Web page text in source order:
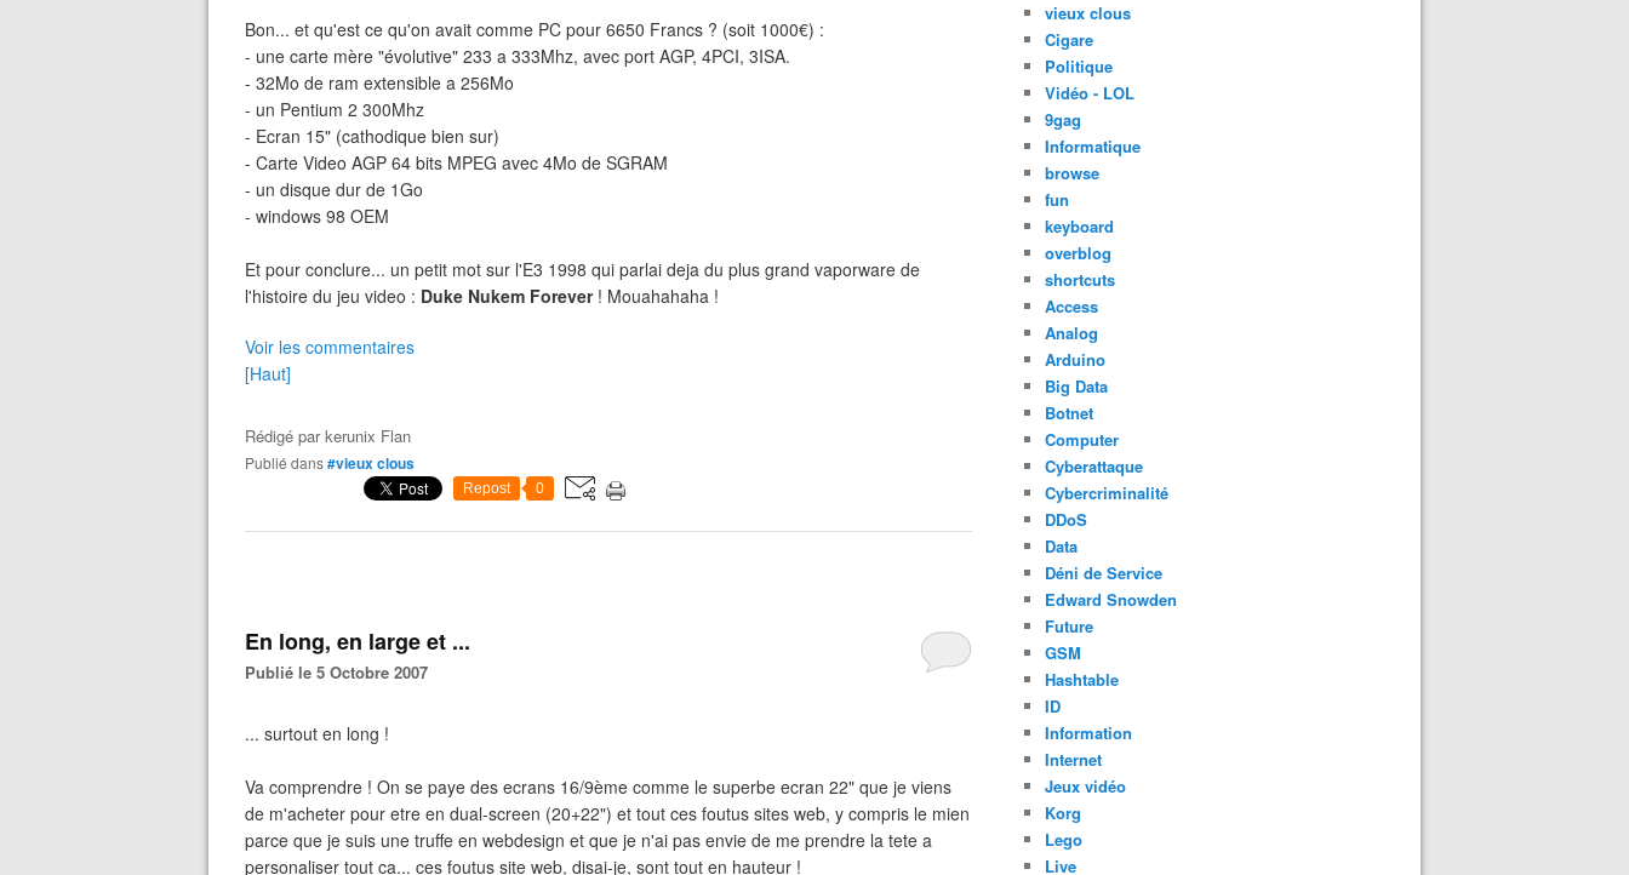
Bon... et qu'est ce qu'on avait comme PC pour 6650 Francs ? (soit 1000€) :
- une carte mère "évolutive" 233 a 333Mhz, avec port AGP, 4PCI, 3ISA.
- 32Mo de ram extensible a 256Mo
- un Pentium 2 300Mhz
- Ecran 15" (cathodique bien sur)
- Carte Video AGP 64 bits MPEG avec 4Mo de SGRAM
- un disque dur de 1Go
- windows 98 OEM
Et pour conclure... un petit mot sur l'E3 1998 qui parlai deja du plus grand vaporware de
l'histoire du jeu video : Duke Nukem Forever! Mouahahaha !
Voir les commentaires
[Haut]
Rédigé parkerunix Flan
Publié dans#vieux clous
Repost 0
En long, en large et ...
Publié le 5 Octobre 2007
... surtout en long !
Va comprendre ! On se paye des ecrans 16/9ème comme le superbe ecran 22" que je viens
de m'acheter pour etre en dual-screen (20+22") et tout ces foutus sites web, y compris le mien
parce que je suis une truffe en webdesign et que je n'ai pas envie de me prendre la tete a
personaliser tout ca... ces foutus site web, disai-je, sont tout en hauteur !
vieux clous
Cigare
Politique
Vidéo - LOL
9gag
Informatique
browse
fun
keyboard
overblog
shortcuts
Access
Analog
Arduino
Big Data
Botnet
Computer
Cyberattaque
Cybercriminalité
DDoS
Data
Déni de Service
Edward Snowden
Future
GSM
Hashtable
ID
Information
Internet
Jeux vidéo
Korg
Lego
Live